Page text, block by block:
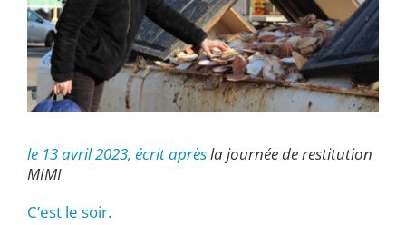
le 13 avril 2023, écrit aprèsla journée de restitution
MIMI
C’est le soir.